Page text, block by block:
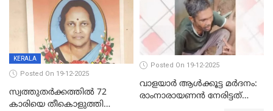
KERALA
Posted On 19-12-2025
സ്വത്തുതര്‍ക്കത്തില്‍ 72
കാരിയെ തീകൊളുത്തി
Posted On 19-12-2025
വാളയാർ ആൾക്കൂട്ട മർദനം:
രാംനാരായണൻ നേരിട്ടത്